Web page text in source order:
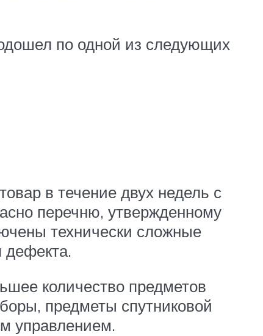
по одной из следующих
в течение двух недель с
перечню, утвержденному
технически сложные
дефекта.
количество предметов
предметы спутниковой
управлением.